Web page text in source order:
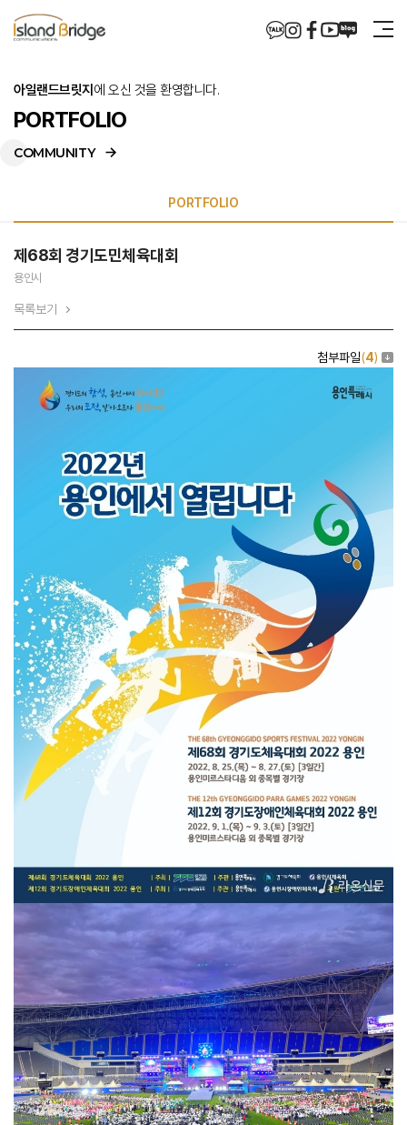
아일랜드브릿지 에 오신 것을 환영합니다.
PORTFOLIO
COMMUNITY
PORTFOLIO
PORTFOLIO
제68회 경기도민체육대회
용인시
목록보기
첨부파일(4)